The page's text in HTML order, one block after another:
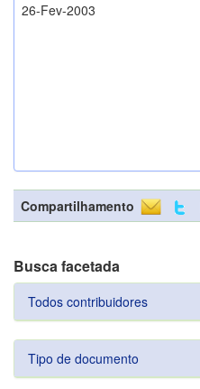
26-Fev-2003
Compartilhamento
Busca facetada
Todos contribuidores
Tipo de documento